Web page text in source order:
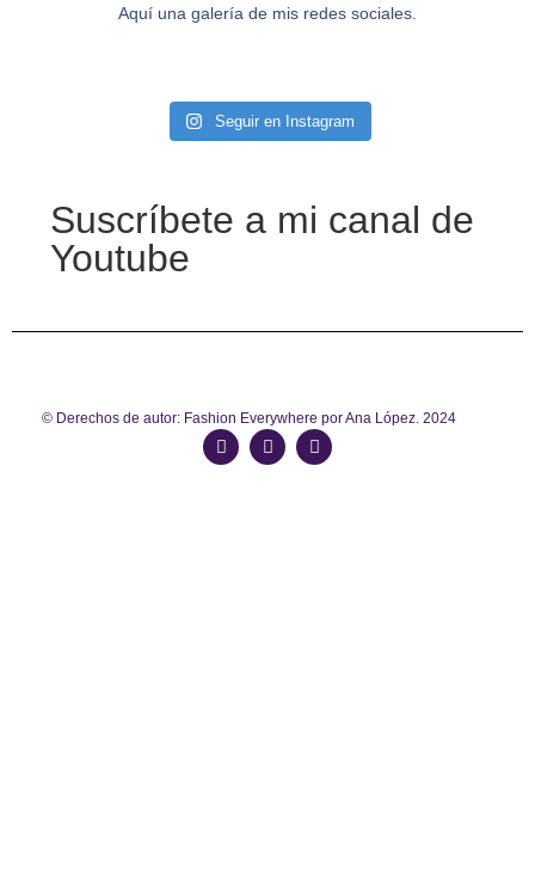
Aquí una galería de mis redes sociales.
Seguir en Instagram
Suscríbete a mi canal de
Youtube
© Derechos de autor: Fashion Everywhere por Ana López. 2024